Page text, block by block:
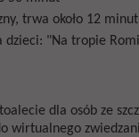
trwa około 12 minut
dzieci: "Na tropie
dla osób ze
wirtualnego